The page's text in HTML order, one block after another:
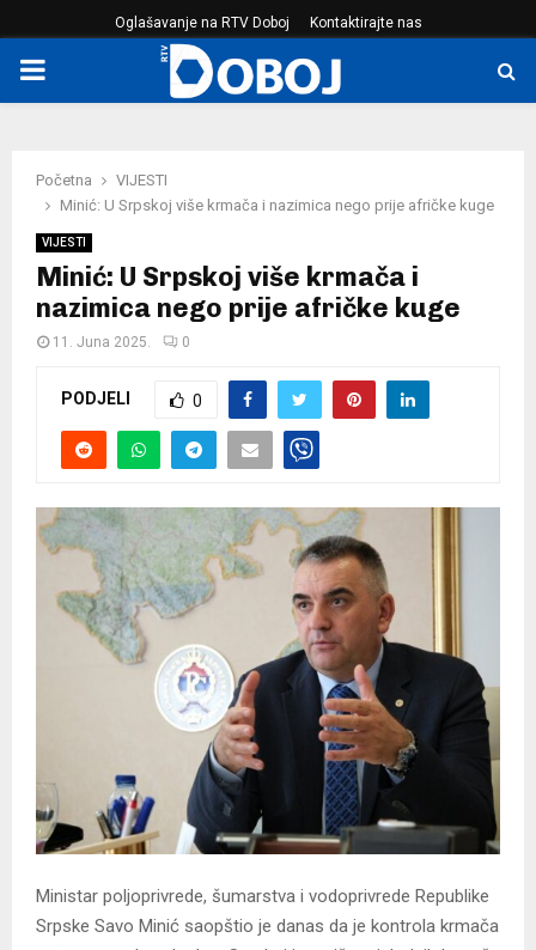
Oglašavanje na RTV Doboj Kontaktirajte nas
PRIMARY
Početna
VIJESTI
Minić: U Srpskoj više krmača i nazimica nego prije afričke kuge
VIJESTI
Minić: U Srpskoj više krmača i
nazimica nego prije afričke kuge
11. Juna 2025. 0
PODJELI 0
Ministar poljoprivrede, šumarstva i vodoprivrede Republike
Srpske Savo Minić saopštio je danas da je kontrola krmača